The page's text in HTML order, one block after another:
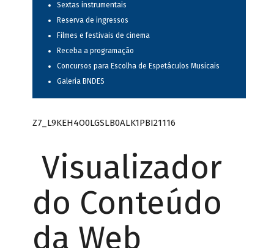
Sextas instrumentais
Reserva de ingressos
Filmes e festivais de cinema
Receba a programação
Concursos para Escolha de Espetáculos Musicais
Galeria BNDES
Z7_L9KEH4O0LGSLB0ALK1PBI21116
Visualizador
do Conteúdo
da Web